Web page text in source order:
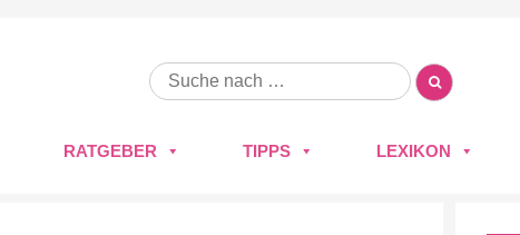
RATGEBER TIPPS LEXIKON